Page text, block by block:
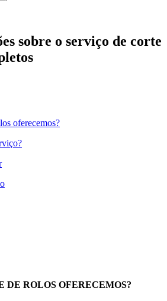
sobre o serviço de corte
oferecemos?
DE ROLOS OFERECEMOS?